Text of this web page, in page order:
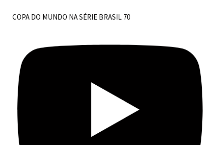
COPA DO MUNDO NA SÉRIE BRASIL 70